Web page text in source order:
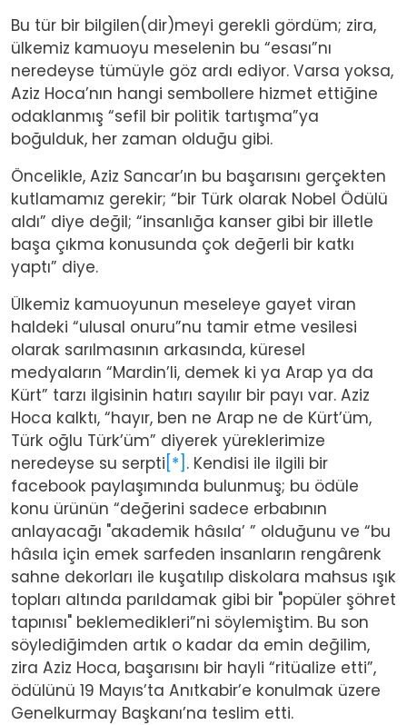
Bu tür bir bilgilen(dir)meyi gerekli gördüm; zira,
ülkemiz kamuoyu meselenin bu “esası”nı
neredeyse tümüyle göz ardı ediyor. Varsa yoksa,
Aziz Hoca’nın hangi sembollere hizmet ettiğine
odaklanmış “sefil bir politik tartışma”ya
boğulduk, her zaman olduğu gibi.
Öncelikle, Aziz Sancar’ın bu başarısını gerçekten
kutlamamız gerekir; “bir Türk olarak Nobel Ödülü
aldı” diye değil; “insanlığa kanser gibi bir illetle
başa çıkma konusunda çok değerli bir katkı
yaptı” diye.
Ülkemiz kamuoyunun meseleye gayet viran
haldeki “ulusal onuru”nu tamir etme vesilesi
olarak sarılmasının arkasında, küresel
medyaların “Mardin’li, demek ki ya Arap ya da
Kürt” tarzı ilgisinin hatırı sayılır bir payı var. Aziz
Hoca kalktı, “hayır, ben ne Arap ne de Kürt’üm,
Türk oğlu Türk’üm” diyerek yüreklerimize
neredeyse su serpti [*] . Kendisi ile ilgili bir
facebook paylaşımında bulunmuş; bu ödüle
konu ürünün “değerini sadece erbabının
anlayacağı "akademik hâsıla’ ” olduğunu ve “bu
hâsıla için emek sarfeden insanların rengârenk
sahne dekorları ile kuşatılıp diskolara mahsus ışık
topları altında parıldamak gibi bir "popüler şöhret
tapınısı" beklemedikleri”ni söylemiştim. Bu son
söylediğimden artık o kadar da emin değilim,
zira Aziz Hoca, başarısını bir hayli “ritüalize etti”,
ödülünü 19 Mayıs’ta Anıtkabir’e konulmak üzere
Genelkurmay Başkanı’na teslim etti.